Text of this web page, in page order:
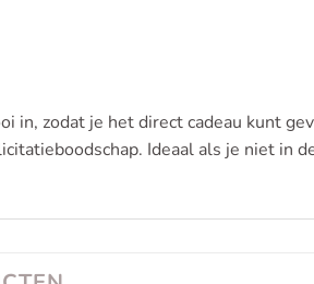
in, zodat je het direct cadeau kunt
Ideaal als je niet in